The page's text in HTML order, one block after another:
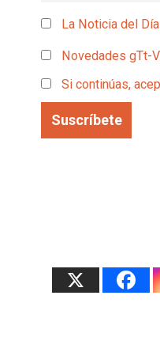
La Noticia del Día
Novedades gTt-
Si continúas,